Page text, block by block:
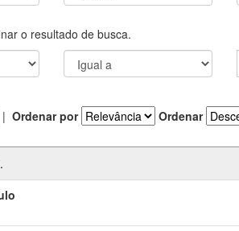
o resultado de busca.
| Ordenar por Ordenar